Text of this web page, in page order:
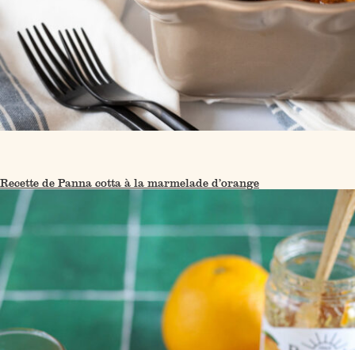
Recette de Panna cotta à la marmelade d’orange